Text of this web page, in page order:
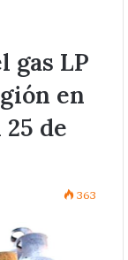
gas LP
en
25 de
363